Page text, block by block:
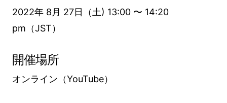
2022年 8月 27日（土) 13:00 〜 14:20
pm（JST）
開催場所
オンライン（YouTube）